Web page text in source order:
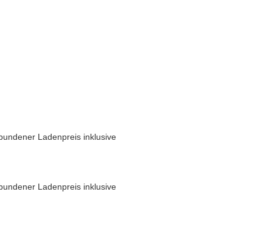
Ladenpreis inklusive
Ladenpreis inklusive